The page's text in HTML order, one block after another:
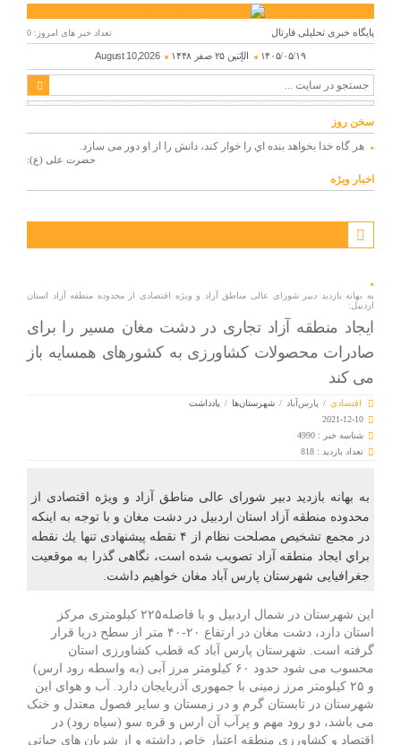
پایگاه خبری تحلیلی قارتال تعداد خبر های امروز: 0
۱۴۰۵/۰۵/۱۹ الإثنين ۲۵ صفر ۱۴۴۸ August 10,2026
سخن روز
هر گاه خدا بخواهد بنده اي را خوار كند، دانش را از او دور می سازد.
حضرت علی (ع):
اخبار ویژه
به بهانه بازدید دبیر شورای عالی مناطق آزاد و ویژه اقتصادی از محدوده منطقه آزاد استان
اردبیل:
ایجاد منطقه آزاد تجاری در دشت مغان مسیر را برای
صادرات محصولات کشاورزی به کشورهای همسایه باز
می کند
اقتصادی / پارس‌آباد / شهرستان‌ها / یادداشت
2021-12-10
شناسه خبر : 4990
تعداد بازدید : 818
به بهانه بازدید دبیر شورای عالی مناطق آزاد و ویژه اقتصادی از
محدوده منطقه آزاد استان اردبیل در دشت مغان و با توجه به اينكه
در مجمع تشخيص مصلحت نظام از ۴ نقطه‌ پیشنهادی تنها يك نقطه
براي ايجاد منطقه آزاد تصويب شده است، نگاهی گذرا به موقعیت
جغرافیایی شهرستان پارس آباد مغان خواهیم داشت.
این شهرستان در شمال اردبیل و با فاصله۲۲۵ کیلومتری مرکز
استان دارد، دشت مغان در ارتفاع ۲۰-۴۰ متر از سطح دریا قرار
گرفته است. شهرستان پارس آباد که قطب کشاورزی استان
محسوب می شود حدود ۶۰ کیلومتر مرز آبی (به واسطه رود ارس)
و ۲۵ کیلومتر مرز زمینی با جمهوری آذربایجان دارد. آب و هوای این
شهرستان در تابستان گرم و در زمستان و سایر فصول معتدل و خنک
می باشد، دو رود مهم و پرآب آن ارس و قره سو (سیاه رود) در
اقتصاد و کشاورزی منطقه اعتبار خاص داشته و از شریان های حیاتی